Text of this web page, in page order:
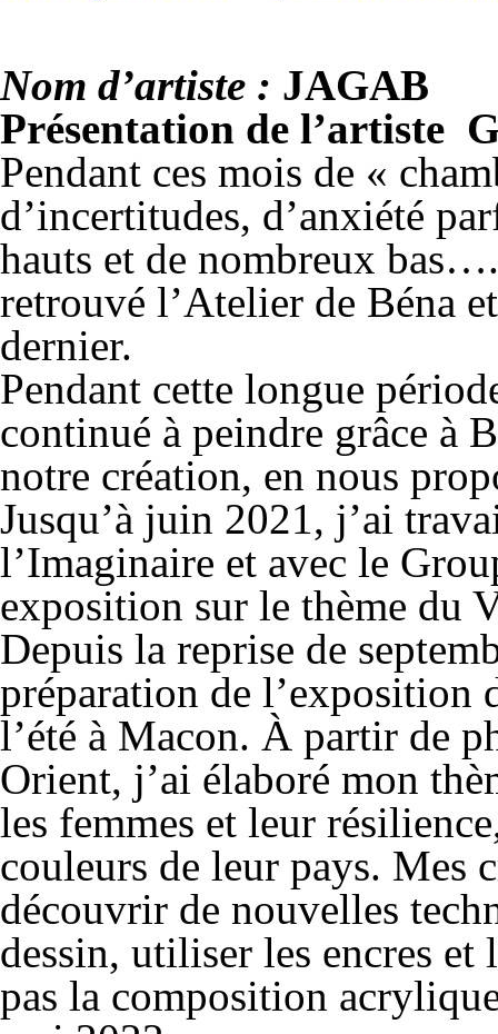
Nom d’artiste : JAGAB
Présentation de l’artiste
Pendant ces mois de «
d’incertitudes, d’anxiété
hauts et de nombreux
retrouvé l’Atelier de Béna
dernier.
Pendant cette longue
continué à peindre grâce à
notre création, en nous
Jusqu’à juin 2021, j’ai
l’Imaginaire et avec le
exposition sur le thème du
Depuis la reprise de
préparation de l’exposition
l’été à Macon. À partir de
Orient, j’ai élaboré mon
les femmes et leur
couleurs de leur pays. Mes
découvrir de nouvelles
dessin, utiliser les encres et
pas la composition